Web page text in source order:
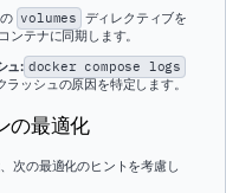
の volumes ディレクティブを
ンテナに同期します。
ュ: docker compose logs
ッシュの原因を特定します。
の最適化
次の最適化のヒントを考慮し